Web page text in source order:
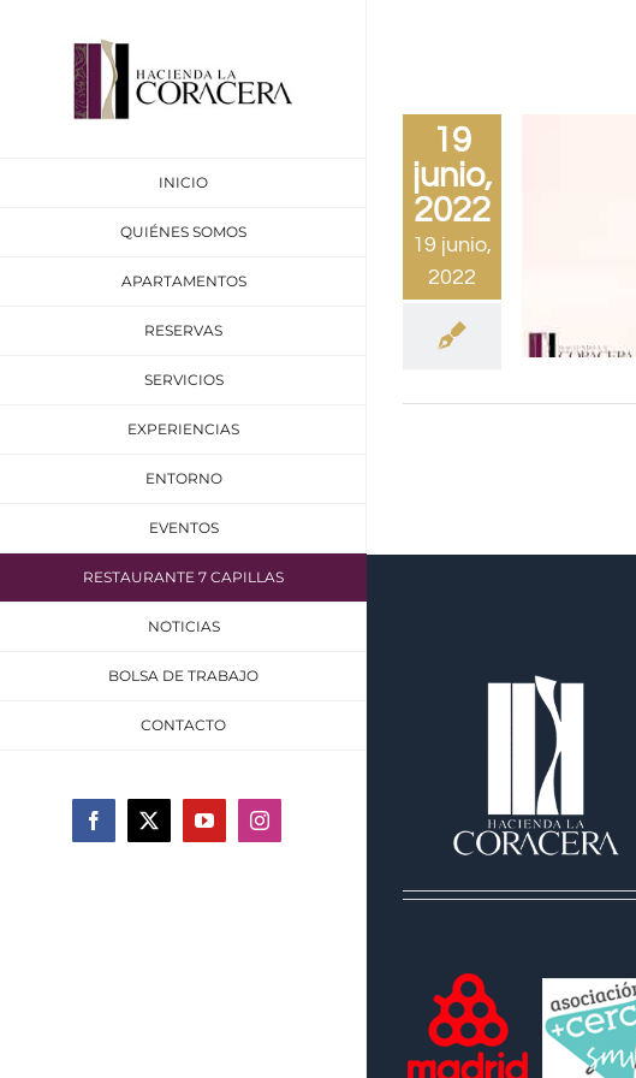
contenido
INICIO
QUIÉNES SOMOS
APARTAMENTOS
RESERVAS
SERVICIOS
EXPERIENCIAS
ENTORNO
EVENTOS
RESTAURANTE 7 CAPILLAS
NOTICIAS
BOLSA DE TRABAJO
CONTACTO
Facebook
X YouTubeInstagram
19
junio,
2022
19 junio,
2022